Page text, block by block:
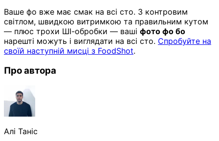
Ваше фо вже має смак на всі сто. З контровим
світлом, швидкою витримкою та правильним кутом
— плюс трохи ШІ-обробки — ваші фото фо бо
нарешті можуть і виглядати на всі сто. Спробуйте на
своїй наступній мисці з FoodShot.
Про автора
Алі Таніс